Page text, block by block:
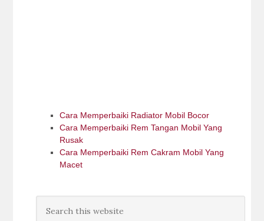
Cara Memperbaiki Radiator Mobil Bocor
Cara Memperbaiki Rem Tangan Mobil Yang
Rusak
Cara Memperbaiki Rem Cakram Mobil Yang
Macet